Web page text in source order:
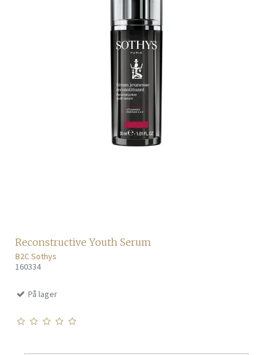
Reconstructive Youth Serum
B2C Sothys
160334
På lager